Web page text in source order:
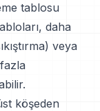
tablosu
daha
veya
köşeden